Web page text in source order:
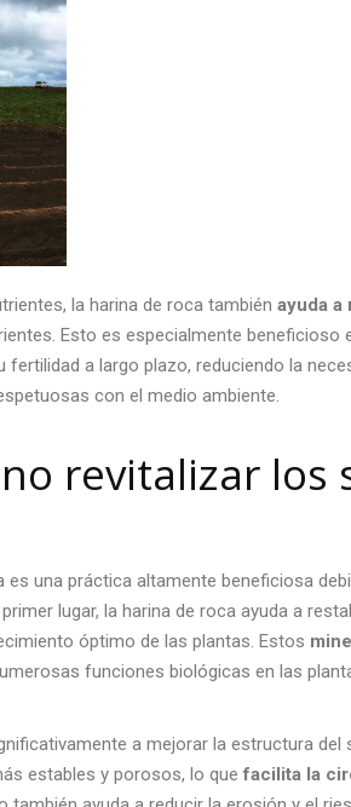
la harina de roca también ayuda a
Esto es especialmente beneficioso
fertilidad a largo plazo, reduciendo la
con el medio ambiente.
revitalizar los
es una práctica altamente beneficiosa
lugar, la harina de roca ayuda a
óptimo de las plantas. Estos
funciones biológicas en las
a mejorar la estructura del
estables y porosos, lo quefacilita la